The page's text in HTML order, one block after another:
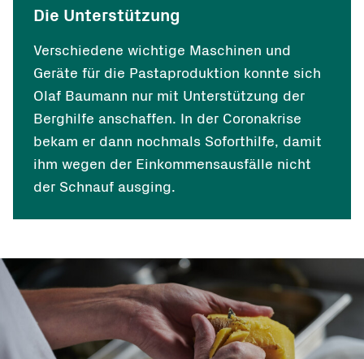
Die Unterstützung
Verschiedene wichtige Maschinen und
Geräte für die Pastaproduktion konnte sich
Olaf Baumann nur mit Unterstützung der
Berghilfe anschaffen. In der Coronakrise
bekam er dann nochmals Soforthilfe, damit
ihm wegen der Einkommensausfälle nicht
der Schnauf ausging.